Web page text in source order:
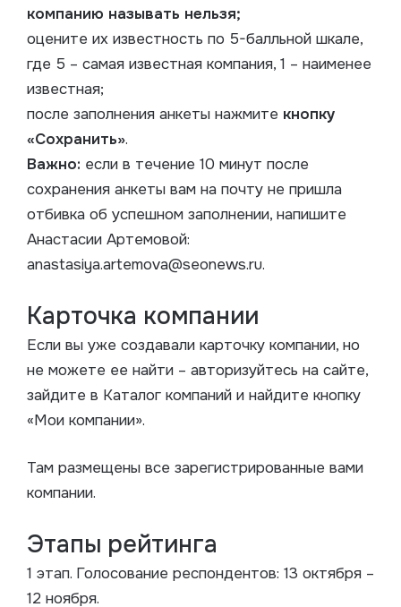
компанию называть нельзя;
оцените их известность по 5-балльной шкале,
где 5 – самая известная компания, 1 – наименее
известная;
после заполнения анкеты нажмите кнопку
«Сохранить».
Важно: если в течение 10 минут после
сохранения анкеты вам на почту не пришла
отбивка об успешном заполнении, напишите
Анастасии Артемовой:
anastasiya.artemova@seonews.ru.
Карточка компании
Если вы уже создавали карточку компании, но
не можете ее найти – авторизуйтесь на сайте,
зайдите в Каталог компаний и найдите кнопку
«Мои компании».
Там размещены все зарегистрированные вами
компании.
Этапы рейтинга
1 этап. Голосование респондентов: 13 октября –
12 ноября.